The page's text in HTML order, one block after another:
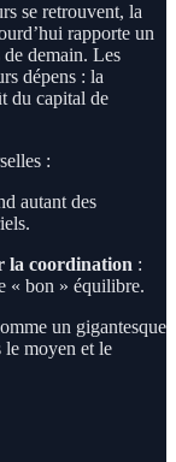
se retrouvent, la
rapporte un
demain. Les
dépens : la
du capital de
:
autant des
la coordination :
« bon » équilibre.
un gigantesque
le moyen et le